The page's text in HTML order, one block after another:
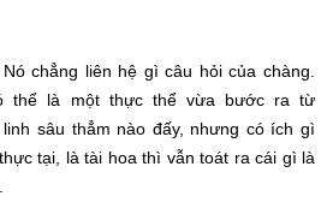
chẳng liên hệ gì câu hỏi của chàng.
thể là một thực thểvừa bước ra từ
sâu thẳm nào đấy, nhưng có ích gì
thực tại , làtài hoa thì vẫn toát ra cái gì là